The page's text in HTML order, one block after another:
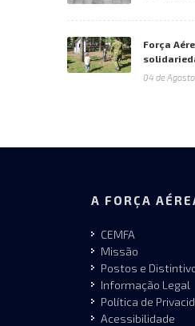
Força
04 de
A FORÇA
CEMFA
Missão
Postos e
Informação Legal
Política de
Acessibilidade